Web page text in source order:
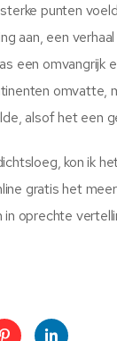
punten
aan, een
een omvangrijk
omvatte,
alsof het een
kon ik
gratis het
in oprechte